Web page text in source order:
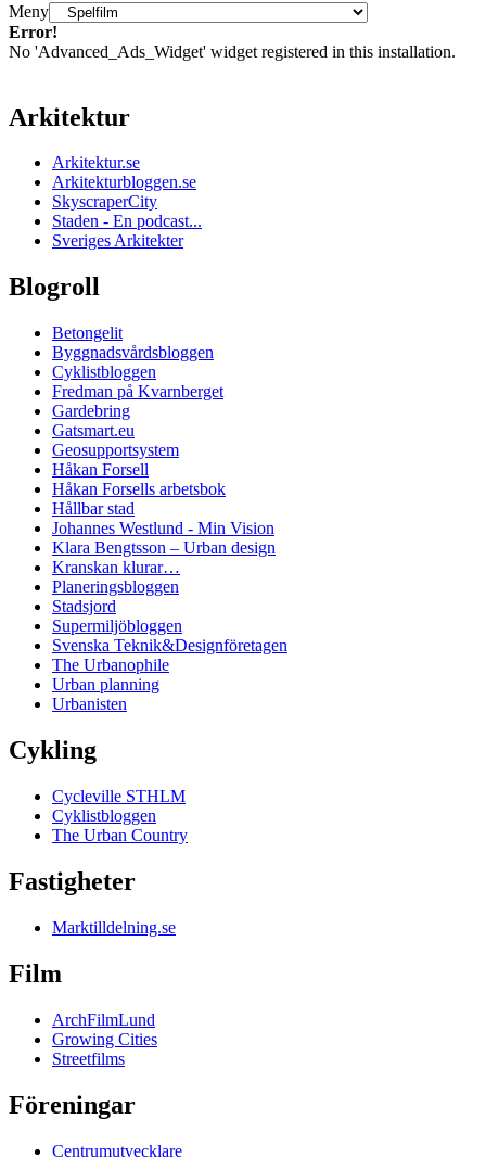
Meny
Error!
No 'Advanced_Ads_Widget' widget registered in this installation.
Arkitektur
Arkitektur.se
Arkitekturbloggen.se
SkyscraperCity
Staden - En podcast...
Sveriges Arkitekter
Blogroll
Betongelit
Byggnadsvårdsbloggen
Cyklistbloggen
Fredman på Kvarnberget
Gardebring
Gatsmart.eu
Geosupportsystem
Håkan Forsell
Håkan Forsells arbetsbok
Hållbar stad
Johannes Westlund - Min Vision
Klara Bengtsson – Urban design
Kranskan klurar…
Planeringsbloggen
Stadsjord
Supermiljöbloggen
Svenska Teknik&Designföretagen
The Urbanophile
Urban planning
Urbanisten
Cykling
Cycleville STHLM
Cyklistbloggen
The Urban Country
Fastigheter
Marktilldelning.se
Film
ArchFilmLund
Growing Cities
Streetfilms
Föreningar
Centrumutvecklare